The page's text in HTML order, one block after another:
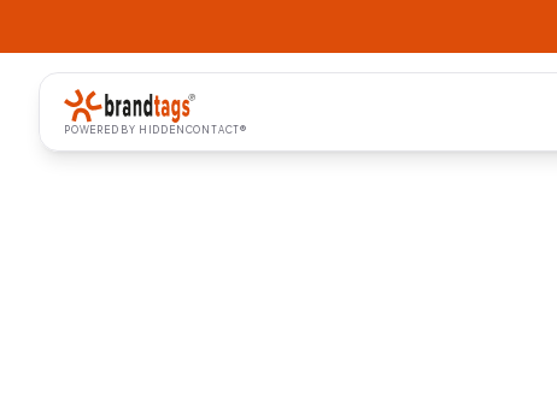
POWERED BY HIDDENCONTACT®